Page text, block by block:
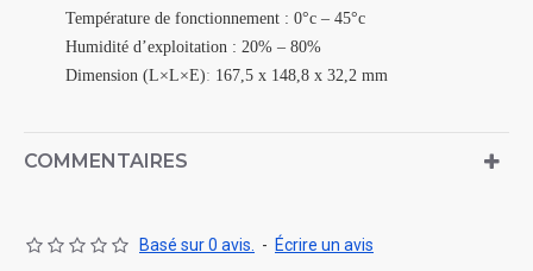
Température de fonctionnement : 0°c – 45°c
Humidité d’exploitation : 20% – 80%
Dimension (L×L×E): 167,5 x 148,8 x 32,2 mm
COMMENTAIRES
Basé sur 0 avis. - Écrire un avis